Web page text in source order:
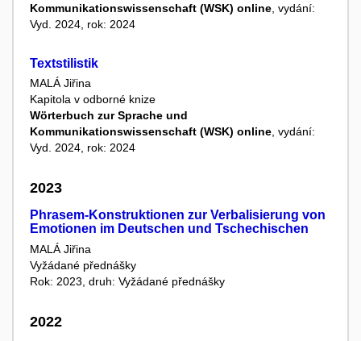
Kommunikationswissenschaft (WSK) online , vydání:
Vyd. 2024, rok: 2024
Textstilistik
MALÁ Jiřina
Kapitola v odborné knize
Wörterbuch zur Sprache und
Kommunikationswissenschaft (WSK) online , vydání:
Vyd. 2024, rok: 2024
2023
Phrasem-Konstruktionen zur Verbalisierung von
Emotionen im Deutschen und Tschechischen
MALÁ Jiřina
Vyžádané přednášky
Rok: 2023, druh: Vyžádané přednášky
2022